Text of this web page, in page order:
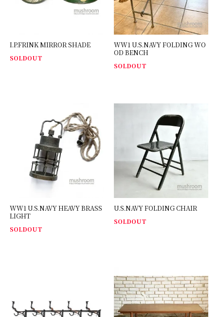
I.P.FRINK MIRROR SHADE
SOLDOUT
WW1 U.S.NAVY FOLDING WO
OD BENCH
SOLDOUT
WW1 U.S.NAVY HEAVY BRASS
LIGHT
SOLDOUT
U.S.NAVY FOLDING CHAIR
SOLDOUT